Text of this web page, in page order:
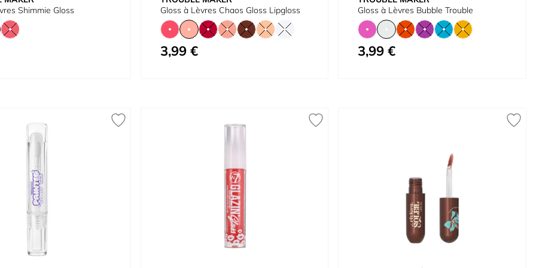
Shimmie Gloss
Gloss à Lèvres Chaos Gloss Lipgloss
À partir de
3,99 €
Gloss à Lèvres Bubble Trouble
À partir de
3,99 €